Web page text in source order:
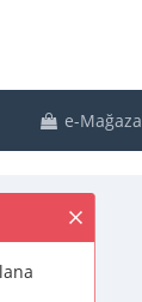
e-Mağaza